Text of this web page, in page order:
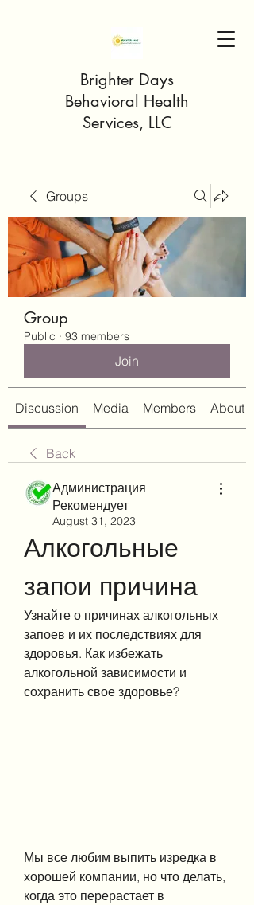
Brighter Days
Behavioral Health
Services, LLC
Groups
Group
Public · 93 members
Join
Discussion Media Members About
Back
Администрация
Рекомендует
August 31, 2023
Алкогольные
запои причина
Узнайте о причинах алкогольных
запоев и их последствиях для
здоровья. Как избежать
алкогольной зависимости и
сохранить свое здоровье?
Мы все любим выпить изредка в
хорошей компании, но что делать,
когда это перерастает в